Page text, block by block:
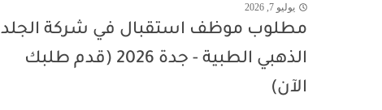
يوليو 7, 2026
مطلوب موظف استقبال في شركة الجلد
الذهبي الطبية - جدة 2026 (قدم طلبك
الآن)